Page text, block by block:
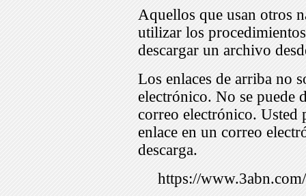
Aquellos que usan otros
utilizar los
descargar un archivo
Los enlaces de arriba no
electrónico. No se puede
correo electrónico. Usted
enlace en un correo
descarga.
https://